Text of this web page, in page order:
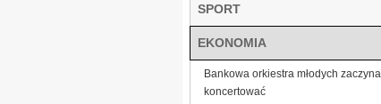
SPORT
EKONOMIA
Bankowa orkiestra młodych zaczyna
koncertować